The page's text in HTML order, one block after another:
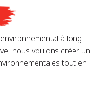
à long
nous voulons créer un
tout en
? Il a créé le
ainsi la façon dont nous